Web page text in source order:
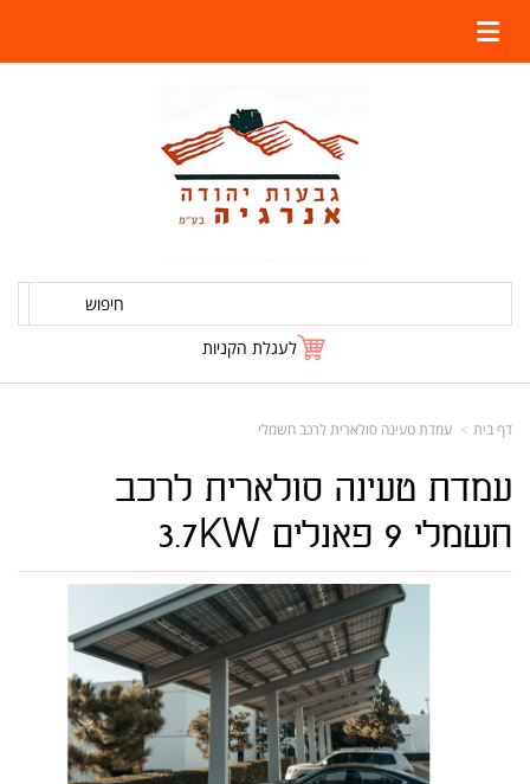
חיפוש
לעגלת הקניות
דף בית עמדת טעינה סולארית לרכב חשמלי
עמדת טעינה סולארית לרכב
חשמלי 9 פאנלים 3.7KW